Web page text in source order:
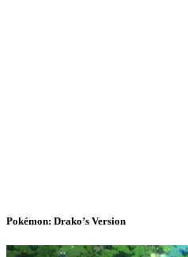
Pokémon: Drako’s Version